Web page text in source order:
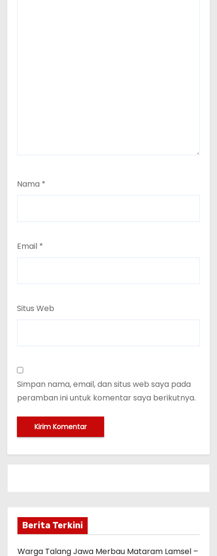
Nama *
Email *
Situs Web
Simpan nama, email, dan situs web saya pada
peramban ini untuk komentar saya berikutnya.
Berita Terkini
Warga Talang Jawa Merbau Mataram Lamsel –